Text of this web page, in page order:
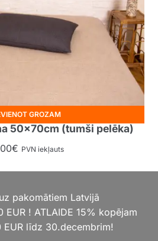
50x70cm (tumši pelēka)
€ PVN iekļauts
GROZAM
pakomātiem Latvijā
EUR ! ATLAIDE 15% kopējam
EUR līdz 30.decembrim!